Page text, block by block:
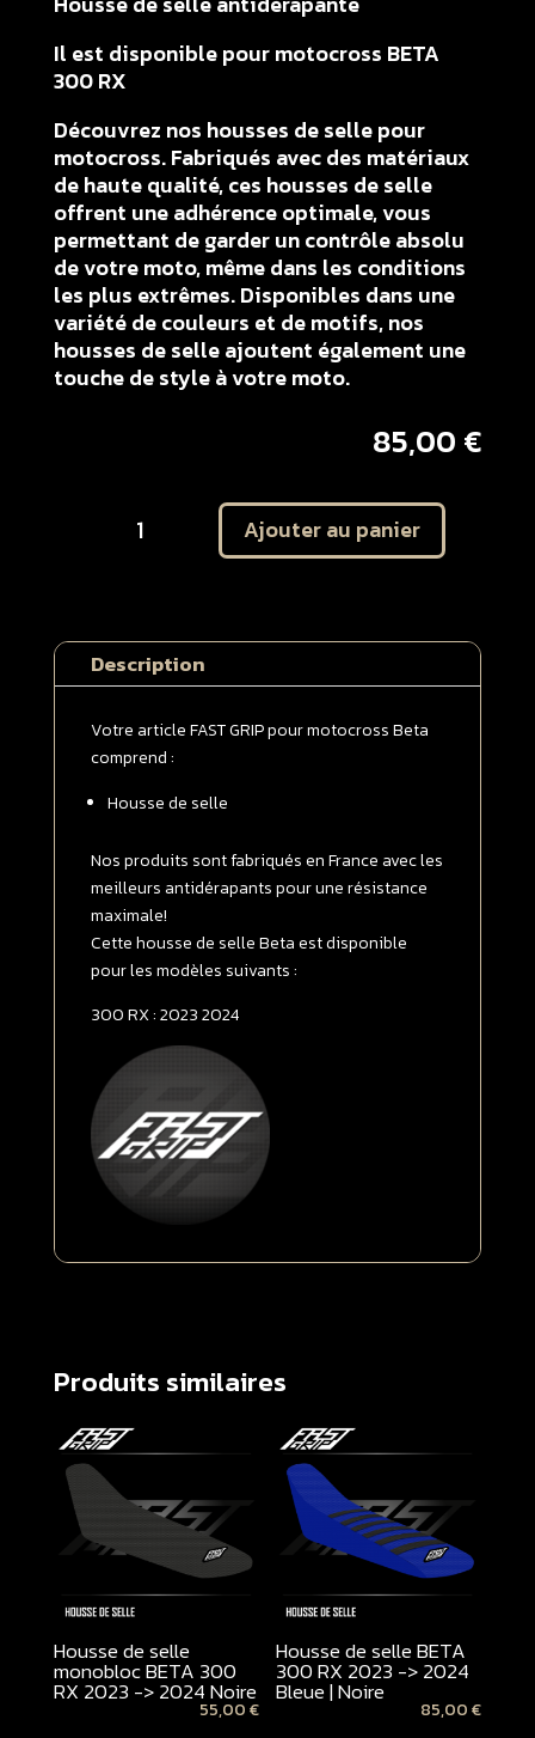
Il est disponible pour motocross BETA
300 RX
Découvrez nos housses de selle pour
motocross. Fabriqués avec des matériaux
de haute qualité, ces housses de selle
offrent une adhérence optimale, vous
permettant de garder un contrôle absolu
de votre moto, même dans les conditions
les plus extrêmes. Disponibles dans une
variété de couleurs et de motifs, nos
housses de selle ajoutent également une
touche de style à votre moto.
85,00 €
BETA
300
2023
-
2024
|
Bleue
Ajouter au panier
Description
Votre article FAST GRIP pour motocross Beta
comprend :
Housse de selle
Nos produits sont fabriqués en France avec les
meilleurs antidérapants pour une résistance
maximale!
Cette housse de selle Beta est disponible
pour les modèles suivants :
300 RX : 2023 2024
Produits similaires
Housse de selle
monobloc BETA 300
RX 2023 -> 2024 Noire
55,00€
Housse de selle BETA
300 RX 2023 -> 2024
Bleue | Noire
85,00€